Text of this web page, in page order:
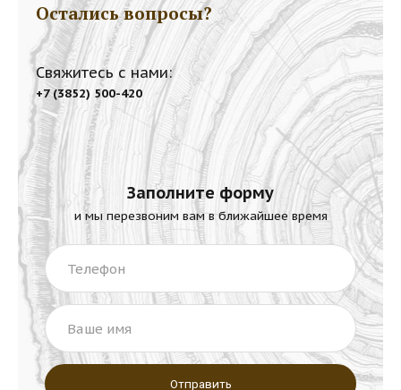
Остались вопросы?
Свяжитесь с нами:
+7 (3852) 500-420
Заполните форму
и мы перезвоним вам в ближайшее время
Телефон
Ваше имя